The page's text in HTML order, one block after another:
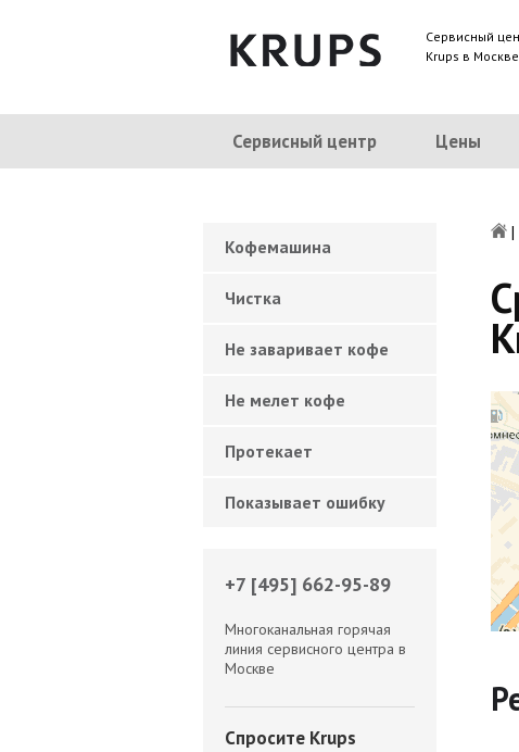
Сервисный
Krups в Москве
Сервисный центр Цены
|
Кофемашина
Чистка
Не заваривает кофе
Не мелет кофе
Протекает
Показывает ошибку
+7 [495] 662-95-89
Многоканальная горячая
линия сервисного центра в
Москве
Спросите Krups